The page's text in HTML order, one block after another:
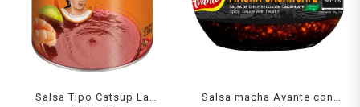
Salsa Tipo Catsup La
Salsa macha Avante con